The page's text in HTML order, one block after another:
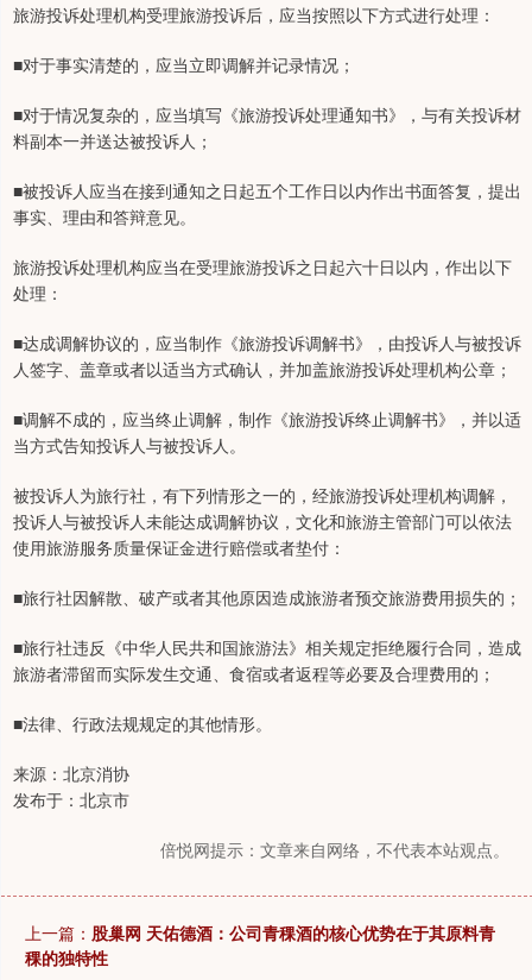
旅游投诉处理机构受理旅游投诉后，应当按照以下方式进行处理：
■对于事实清楚的，应当立即调解并记录情况；
■对于情况复杂的，应当填写《旅游投诉处理通知书》，与有关投诉材
料副本一并送达被投诉人；
■被投诉人应当在接到通知之日起五个工作日以内作出书面答复，提出
事实、理由和答辩意见。
旅游投诉处理机构应当在受理旅游投诉之日起六十日以内，作出以下
处理：
■达成调解协议的，应当制作《旅游投诉调解书》，由投诉人与被投诉
人签字、盖章或者以适当方式确认，并加盖旅游投诉处理机构公章；
■调解不成的，应当终止调解，制作《旅游投诉终止调解书》，并以适
当方式告知投诉人与被投诉人。
被投诉人为旅行社，有下列情形之一的，经旅游投诉处理机构调解，
投诉人与被投诉人未能达成调解协议，文化和旅游主管部门可以依法
使用旅游服务质量保证金进行赔偿或者垫付：
■旅行社因解散、破产或者其他原因造成旅游者预交旅游费用损失的；
■旅行社违反《中华人民共和国旅游法》相关规定拒绝履行合同，造成
旅游者滞留而实际发生交通、食宿或者返程等必要及合理费用的；
■法律、行政法规规定的其他情形。
来源：北京消协
发布于：北京市
倍悦网提示：文章来自网络，不代表本站观点。
上一篇： 股巢网 天佑德酒：公司青稞酒的核心优势在于其原料青
稞的独特性